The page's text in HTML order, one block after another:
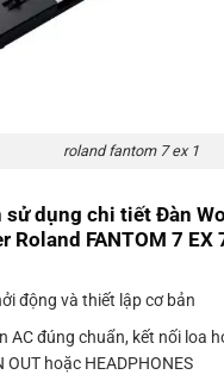
roland fantom 7 ex 1
sử dụng chi tiết Đàn
Roland FANTOM 7 EX
động và thiết lập cơ bản
AC đúng chuẩn, kết nối loa
OUT hoặc HEADPHONES